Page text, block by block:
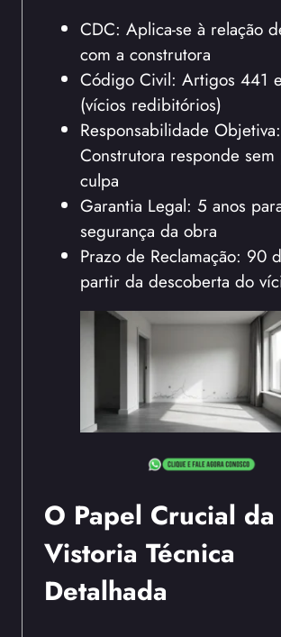
CDC: Aplica-se à relação
com a construtora
Código Civil: Artigos 441
(vícios redibitórios)
Responsabilidade Objetiva:
Construtora responde
culpa
Garantia Legal: 5 anos
segurança da obra
Prazo de Reclamação: 90
partir da descoberta do
O Papel Crucial da
Vistoria Técnica
Detalhada